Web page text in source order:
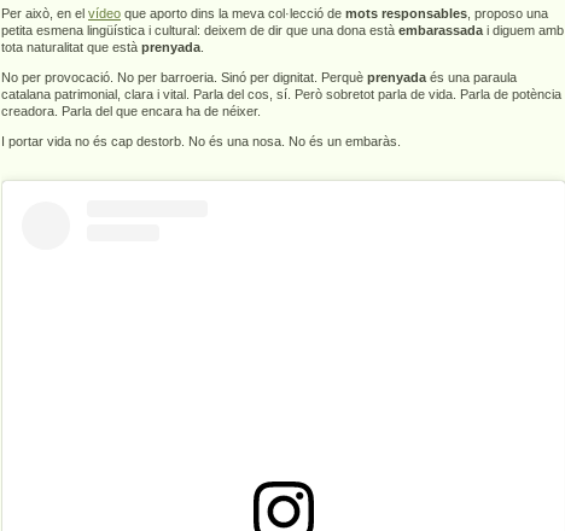
Per això, en el vídeo que aporto dins la meva col·lecció de mots responsables , proposo una
petita esmena lingüística i cultural: deixem de dir que una dona està embarassada i diguem amb
tota naturalitat que està prenyada
No per provocació. No per barroeria. Sinó per dignitat. Perquè prenyada és una paraula
catalana patrimonial, clara i vital. Parla del cos, sí. Però sobretot parla de vida. Parla de potència
creadora. Parla del que encara ha de néixer.
I portar vida no és cap destorb. No és una nosa. No és un embaràs.